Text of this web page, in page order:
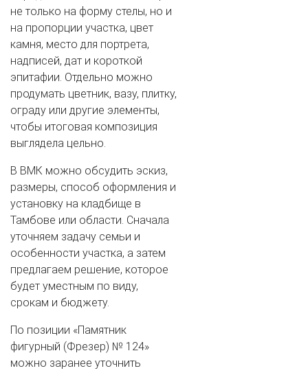
не только на форму стелы, но и
на пропорции участка, цвет
камня, место для портрета,
надписей, дат и короткой
эпитафии. Отдельно можно
продумать цветник, вазу, плитку,
ограду или другие элементы,
чтобы итоговая композиция
выглядела цельно.
В ВМК можно обсудить эскиз,
размеры, способ оформления и
установку на кладбище в
Тамбове или области. Сначала
уточняем задачу семьи и
особенности участка, а затем
предлагаем решение, которое
будет уместным по виду,
срокам и бюджету.
По позиции «Памятник
фигурный (Фрезер) № 124»
можно заранее уточнить